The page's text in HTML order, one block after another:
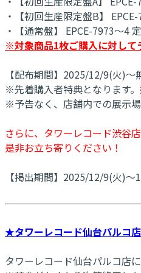
・【初回生産限定盤B】
・【通常盤】 EPCE-7973～4
※対象商品1枚ご購入に対して
【配布期間】2025/12/9(火)～
※先着購入者特典となります
※予告なく、店舗内での展示
さらに、タワーレコード渋谷
是非お立ち寄りください！
【掲出期間】2025/12/9(火)～
★タワーレコード仙台パルコ
タワーレコード仙台パルコ店